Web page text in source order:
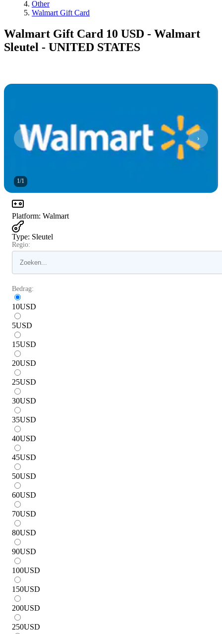
Other
Walmart Gift Card
Walmart Gift Card 10 USD - Walmart
Sleutel - UNITED STATES
1/1
Platform: Walmart
Type: Sleutel
Regio:
Bedrag:
10USD
5USD
15USD
20USD
25USD
30USD
35USD
40USD
45USD
50USD
60USD
70USD
80USD
90USD
100USD
150USD
200USD
250USD